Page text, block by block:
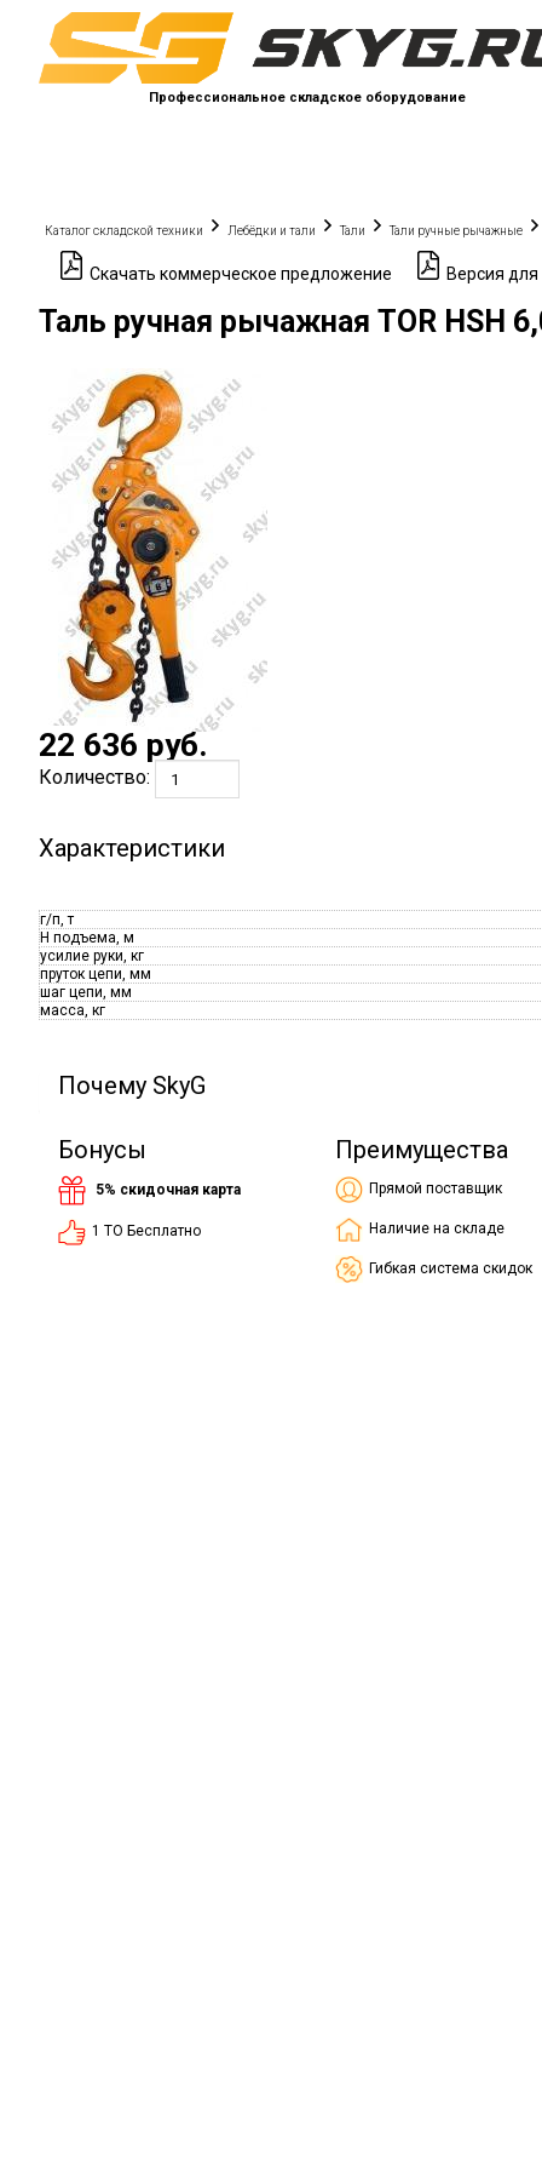
Профессиональное складское оборудование
Каталог складской техники Лебёдки и тали Тали Тали ручные рычажные
Скачать коммерческое предложение Версия
Таль ручная рычажная TOR HSH
22 636 руб.
Количество:
Характеристики
г/п, т
H подъема, м
усилие руки, кг
пруток цепи, мм
шаг цепи, мм
масса, кг
Почему SkyG
Бонусы
5% скидочная карта
1 ТО Бесплатно
Преимущества
Прямой поставщик
Наличие на складе
Гибкая система скидок